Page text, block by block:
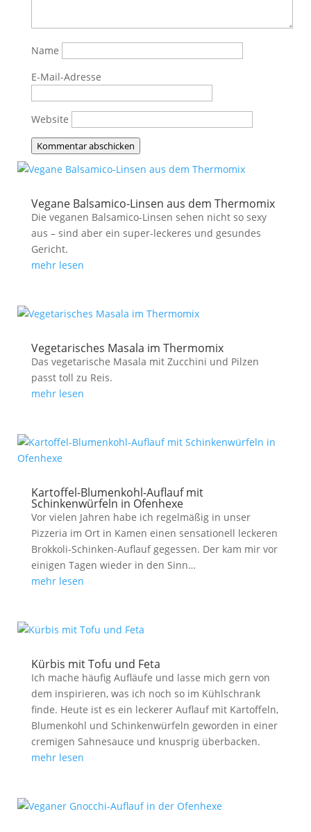
Name
E-Mail-Adresse
Website
Kommentar abschicken
Vegane Balsamico-Linsen aus dem Thermomix
Die veganen Balsamico-Linsen sehen nicht so sexy
aus – sind aber ein super-leckeres und gesundes
Gericht.
mehr lesen
Vegetarisches Masala im Thermomix
Das vegetarische Masala mit Zucchini und Pilzen
passt toll zu Reis.
mehr lesen
Kartoffel-Blumenkohl-Auflauf mit
Schinkenwürfeln in Ofenhexe
Vor vielen Jahren habe ich regelmäßig in unser
Pizzeria im Ort in Kamen einen sensationell leckeren
Brokkoli-Schinken-Auflauf gegessen. Der kam mir vor
einigen Tagen wieder in den Sinn…
mehr lesen
Kürbis mit Tofu und Feta
Ich mache häufig Aufläufe und lasse mich gern von
dem inspirieren, was ich noch so im Kühlschrank
finde. Heute ist es ein leckerer Auflauf mit Kartoffeln,
Blumenkohl und Schinkenwürfeln geworden in einer
cremigen Sahnesauce und knusprig überbacken.
mehr lesen